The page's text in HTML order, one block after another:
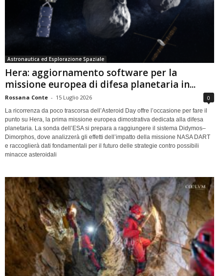
Astronautica ed Esplorazione Spaziale
Hera: aggiornamento software per la
missione europea di difesa planetaria in...
Rossana Conte - 15 Luglio 2026 0
La ricorrenza da poco trascorsa dell’Asteroid Day offre l’occasione per fare il
punto su Hera, la prima missione europea dimostrativa dedicata alla difesa
planetaria. La sonda dell’ESA si prepara a raggiungere il sistema Didymos–
Dimorphos, dove analizzerà gli effetti dell’impatto della missione NASA DART
e raccoglierà dati fondamentali per il futuro delle strategie contro possibili
minacce asteroidali